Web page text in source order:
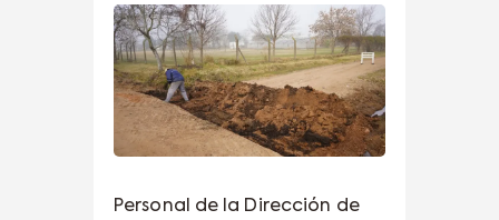
Personal de la Dirección de